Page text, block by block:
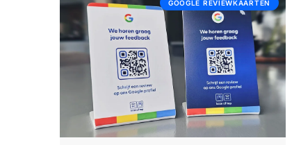
GOOGLE REVIEWKAARTEN